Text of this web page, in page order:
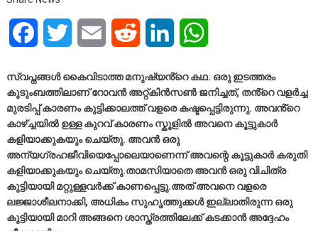
FacebookTwitter Email Reddit LinkedIn
സ്വപ്നങ്ങൾ കൈവിടാത്ത മനുഷ്യൻ്റെ കഥ. ഒരു ഇടത്തരം
കുടുംബത്തിലാണ് റോവൻ അറ്റ്കിൻസൺ ജനിച്ചത്, തൻ്റെ വളർച്ച
മുരടിപ്പ് കാരണം കുട്ടിക്കാലത്ത് വളരെ കഷ്ടപ്പെട്ടിരുന്നു. അവൻ്റെ
കാഴ്ച്ചയിൽ ഉള്ള കുറവ് കാരണം സ്കൂളിൽ അവനെ കൂട്ടുകാർ
കളിയാക്കുകയും ചെയ്തു. അവൻ ഒരു
അന്യഗ്രഹജീവിയെപ്പോലെയാണെന്ന് അവന്റെ കൂട്ടുകാർ കരുതി
കളിയാക്കുകയും ചെയ്തു.താമസിയാതെ അവൻ ഒരു വിചിത്ര
കുട്ടിയായി മറ്റുള്ളവർക്ക് കാണപ്പെട്ടു.അത് അവനെ വളരെ
ലജ്ജാശീലനാക്കി, അധികം സുഹൃത്തുക്കൾ ഇല്ലാതിരുന്ന ഒരു
കുട്ടിയായി മാറി അങ്ങനെ ശാസ്ത്രത്തിലേക്ക് കടക്കാൻ അദ്ദേഹം